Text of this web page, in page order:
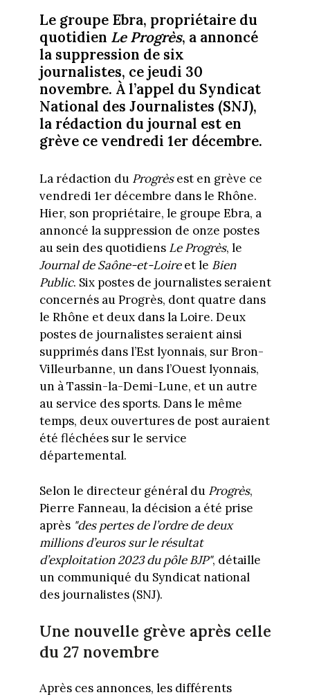
Le groupe Ebra, propriétaire du
quotidien Le Progrès, a annoncé
la suppression de six
journalistes, ce jeudi 30
novembre. À l’appel du Syndicat
National des Journalistes (SNJ),
la rédaction du journal est en
grève ce vendredi 1er décembre.
La rédaction du Progrèsest en grève ce
vendredi 1er décembre dans le Rhône.
Hier, son propriétaire, le groupe Ebra, a
annoncé la suppression de onze postes
au sein des quotidiensLe Progrès, le
Journal de Saône-et-Loireet le Bien
Public. Six postes de journalistes seraient
concernés au Progrès, dont quatre dans
le Rhône et deux dans la Loire. Deux
postes de journalistes seraient ainsi
supprimés dans l’Est lyonnais, sur Bron-
Villeurbanne, un dans l’Ouest lyonnais,
un à Tassin-la-Demi-Lune, et un autre
au service des sports. Dans le même
temps, deux ouvertures de post auraient
été fléchées sur le service
départemental.
Selon le directeur général du Progrès,
Pierre Fanneau, la décision a été prise
après "des pertes de l’ordre de deux
millions d’euros sur le résultat
d’exploitation 2023 du pôle BJP", détaille
un communiqué du Syndicat national
des journalistes (SNJ).
Une nouvelle grève après celle
du 27 novembre
Après ces annonces, les différents